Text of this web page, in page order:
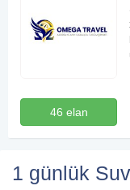
46 elan
1 günlük